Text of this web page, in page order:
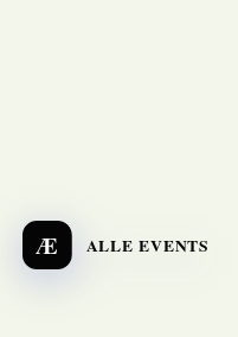
Æ ALLE EVENTS